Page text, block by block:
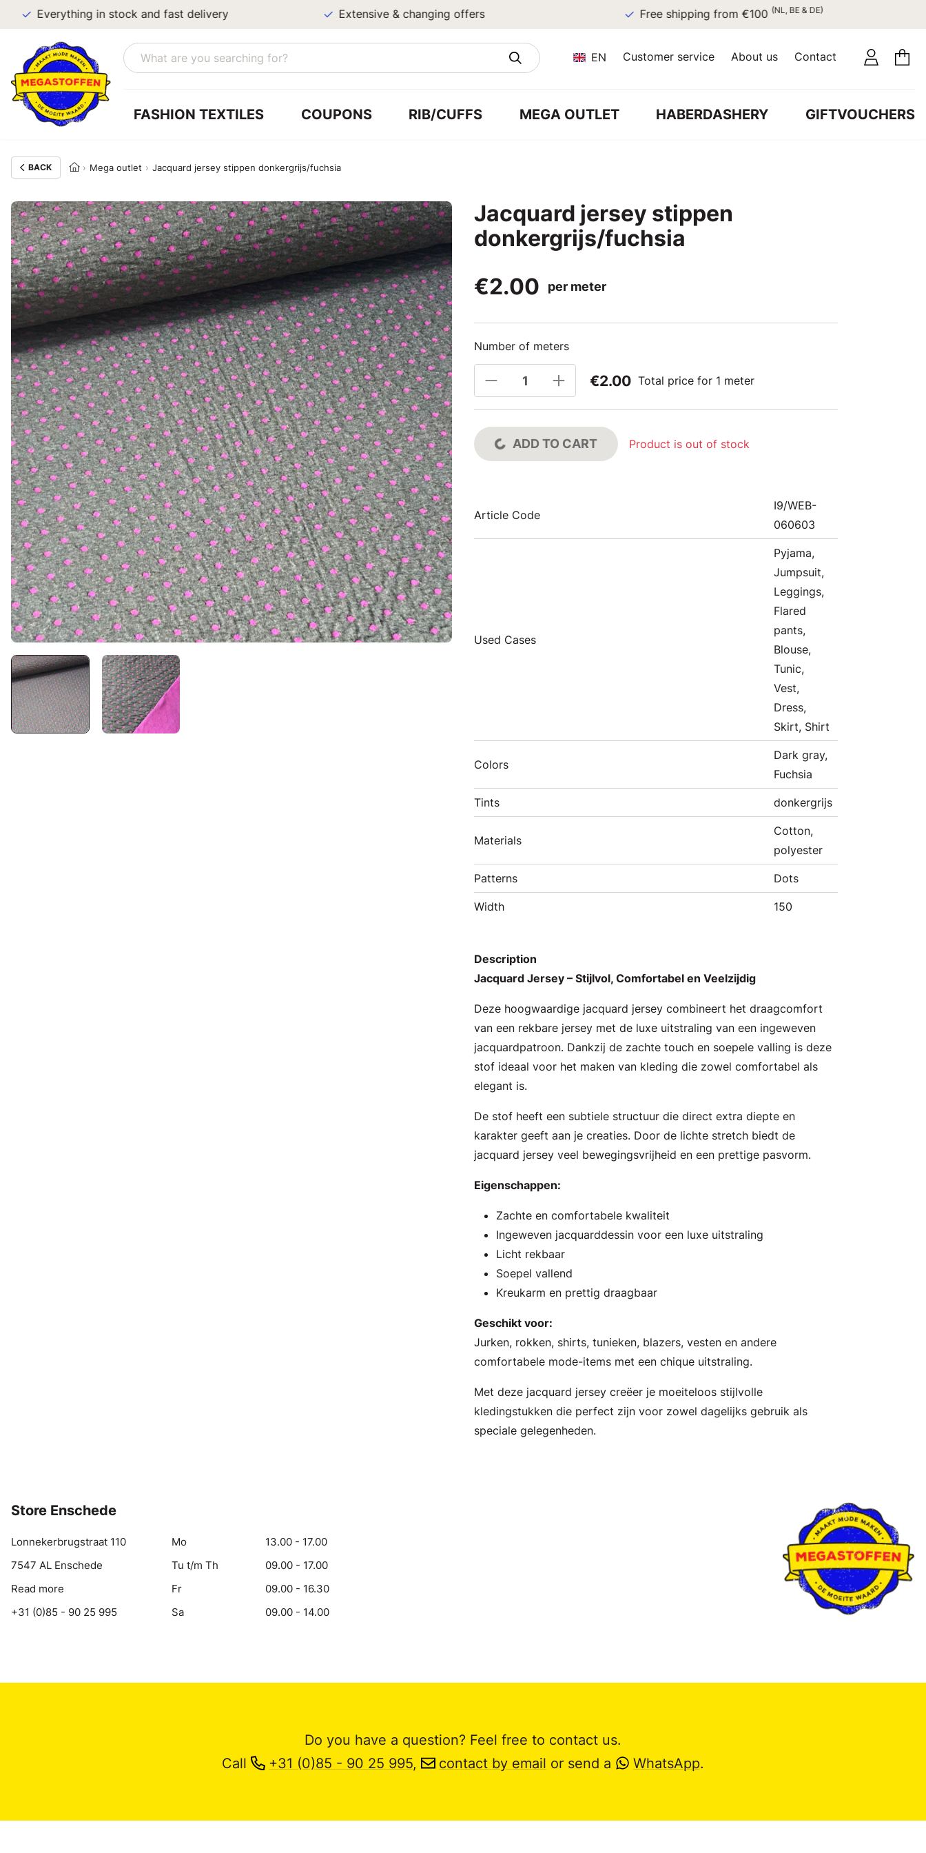
Everything in stock and fast delivery Extensive & changing offers Free shipping from €100 (NL, BE & DE)
EN Customer service About us Contact
FASHION TEXTILES COUPONS RIB/CUFFS MEGA OUTLET HABERDASHERY GIFTVOUCHERS
BACK Mega outlet Jacquard jersey stippen donkergrijs/fuchsia
Jacquard jersey stippen
donkergrijs/fuchsia
€2.00
per meter
Number of meters
€2.00 Total price for 1 meter
ADD TO CART Product is out of stock
Article Code
I9/WEB-
060603
Used Cases
Pyjama,
Jumpsuit,
Leggings,
Flared
pants,
Blouse,
Tunic,
Vest,
Dress,
Skirt, Shirt
Colors
Dark gray,
Fuchsia
Tints donkergrijs
Materials
Cotton,
polyester
Patterns Dots
Width 150
Description
Jacquard Jersey – Stijlvol, Comfortabel en Veelzijdig
Deze hoogwaardige jacquard jersey combineert het draagcomfort
van een rekbare jersey met de luxe uitstraling van een ingeweven
jacquardpatroon. Dankzij de zachte touch en soepele valling is deze
stof ideaal voor het maken van kleding die zowel comfortabel als
elegant is.
De stof heeft een subtiele structuur die direct extra diepte en
karakter geeft aan je creaties. Door de lichte stretch biedt de
jacquard jersey veel bewegingsvrijheid en een prettige pasvorm.
Eigenschappen:
Zachte en comfortabele kwaliteit
Ingeweven jacquarddessin voor een luxe uitstraling
Licht rekbaar
Soepel vallend
Kreukarm en prettig draagbaar
Geschikt voor:
Jurken, rokken, shirts, tunieken, blazers, vesten en andere
comfortabele mode-items met een chique uitstraling.
Met deze jacquard jersey creëer je moeiteloos stijlvolle
kledingstukken die perfect zijn voor zowel dagelijks gebruik als
speciale gelegenheden.
Store Enschede
Lonnekerbrugstraat 110
7547 AL Enschede
Read more
+31 (0)85 - 90 25 995
Mo
13.00 - 17.00
Tu t/m Th
09.00 - 17.00
Fr
09.00 - 16.30
Sa
09.00 - 14.00
Do you have a question? Feel free to contact us.
Call
+31 (0)85 - 90 25 995, contact by email or send a WhatsApp.